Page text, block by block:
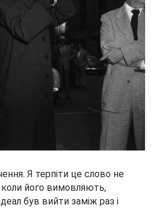
Я терпіти це слово не
його вимовляють,
був вийти заміж раз і